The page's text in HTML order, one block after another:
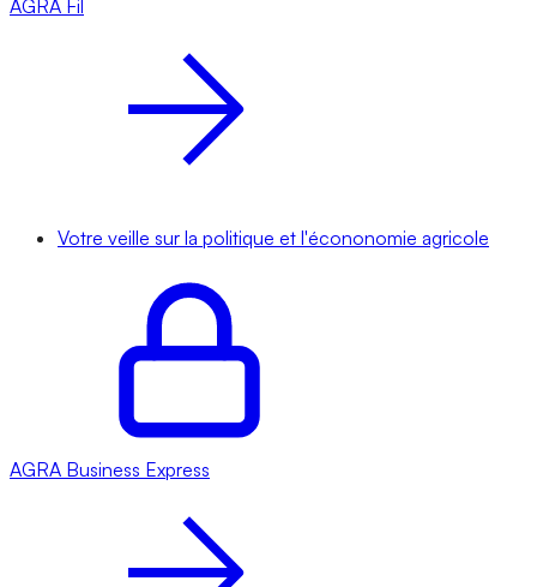
AGRA Fil
Votre veille sur la politique et l'écononomie agricole
AGRA Business Express